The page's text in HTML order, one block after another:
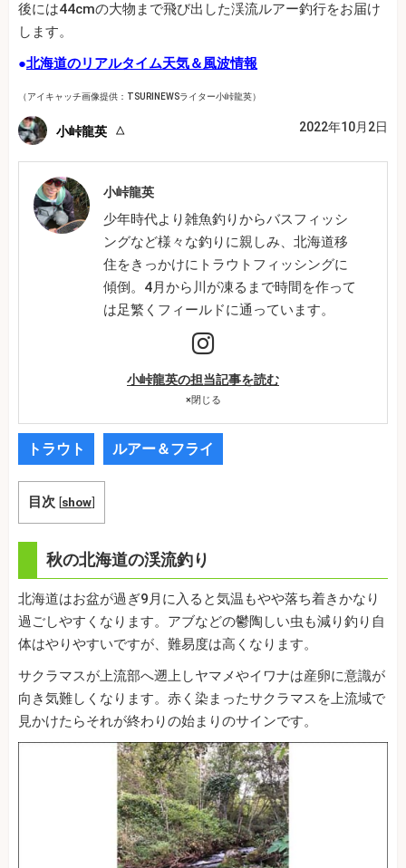
後には44cmの大物まで飛び出した渓流ルアー釣行をお届け
します。
●北海道のリアルタイム天気＆風波情報
（アイキャッチ画像提供：TSURINEWSライター小峠龍英）
小峠龍英 2022年10月2日
小峠龍英
少年時代より雑魚釣りからバスフィッシ
ングなど様々な釣りに親しみ、北海道移
住をきっかけにトラウトフィッシングに
傾倒。4月から川が凍るまで時間を作って
は足繁くフィールドに通っています。
小峠龍英の担当記事を読む
×閉じる
トラウト ルアー＆フライ
目次 [show]
秋の北海道の渓流釣り
北海道はお盆が過ぎ9月に入ると気温もやや落ち着きかなり
過ごしやすくなります。アブなどの鬱陶しい虫も減り釣り自
体はやりやすいですが、難易度は高くなります。
サクラマスが上流部へ遡上しヤマメやイワナは産卵に意識が
向き気難しくなります。赤く染まったサクラマスを上流域で
見かけたらそれが終わりの始まりのサインです。